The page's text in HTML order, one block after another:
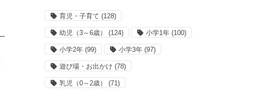
育児・子育て (128)
幼児（3～6歳） (124) 小学1年 (100)
小学2年 (99) 小学3年 (97)
遊び場・お出かけ (78)
乳児（0～2歳） (71)